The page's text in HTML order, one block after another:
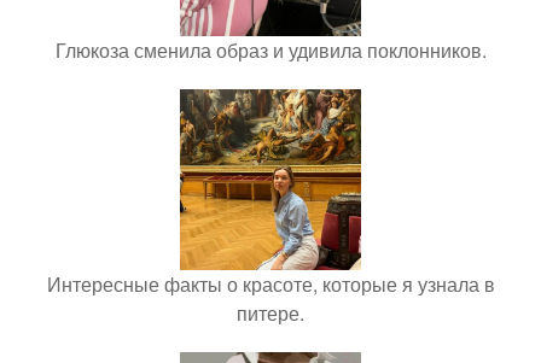
Глюкоза сменила образ и удивила поклонников.
Интересные факты о красоте, которые я узнала в
питере.